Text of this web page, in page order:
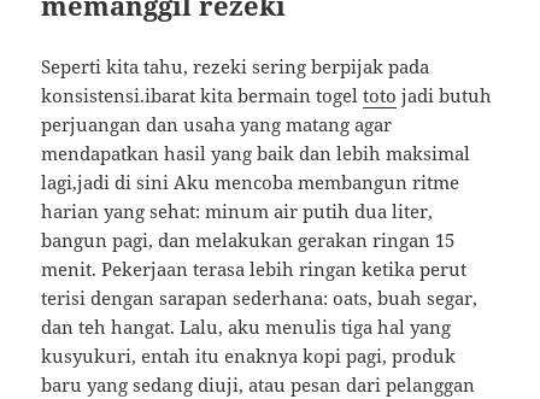
Seperti kita tahu, rezeki sering berpijak pada
konsistensi.ibarat kita bermain togeltoto jadi butuh
perjuangan dan usaha yang matang agar
mendapatkan hasil yang baik dan lebih maksimal
lagi,jadi di sini Aku mencoba membangun ritme
harian yang sehat: minum air putih dua liter,
bangun pagi, dan melakukan gerakan ringan 15
menit. Pekerjaan terasa lebih ringan ketika perut
terisi dengan sarapan sederhana: oats, buah segar,
dan teh hangat. Lalu, aku menulis tiga hal yang
kusyukuri, entah itu enaknya kopi pagi, produk
baru yang sedang diuji, atau pesan dari pelanggan